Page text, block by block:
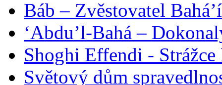
Báb – Zvěstovatel
‘Abdu’l-Bahá –
Shoghi Effendi -
Světový dům